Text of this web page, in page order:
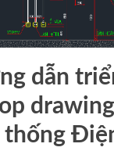
dẫn
thống